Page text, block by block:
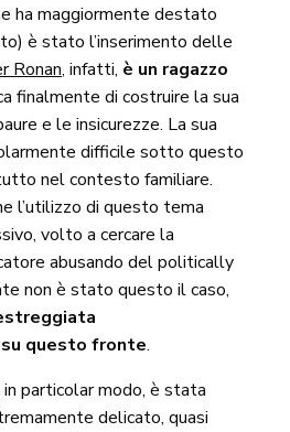
ha maggiormente destato
è stato l’inserimento delle
Ronan, infatti, è un ragazzo
finalmente di costruire la sua
e le insicurezze. La sua
difficile sotto questo
nel contesto familiare.
l’utilizzo di questo tema
volto a cercare la
abusando del politically
non è stato questo il caso,
questo fronte.
particolar modo, è stata
delicato, quasi